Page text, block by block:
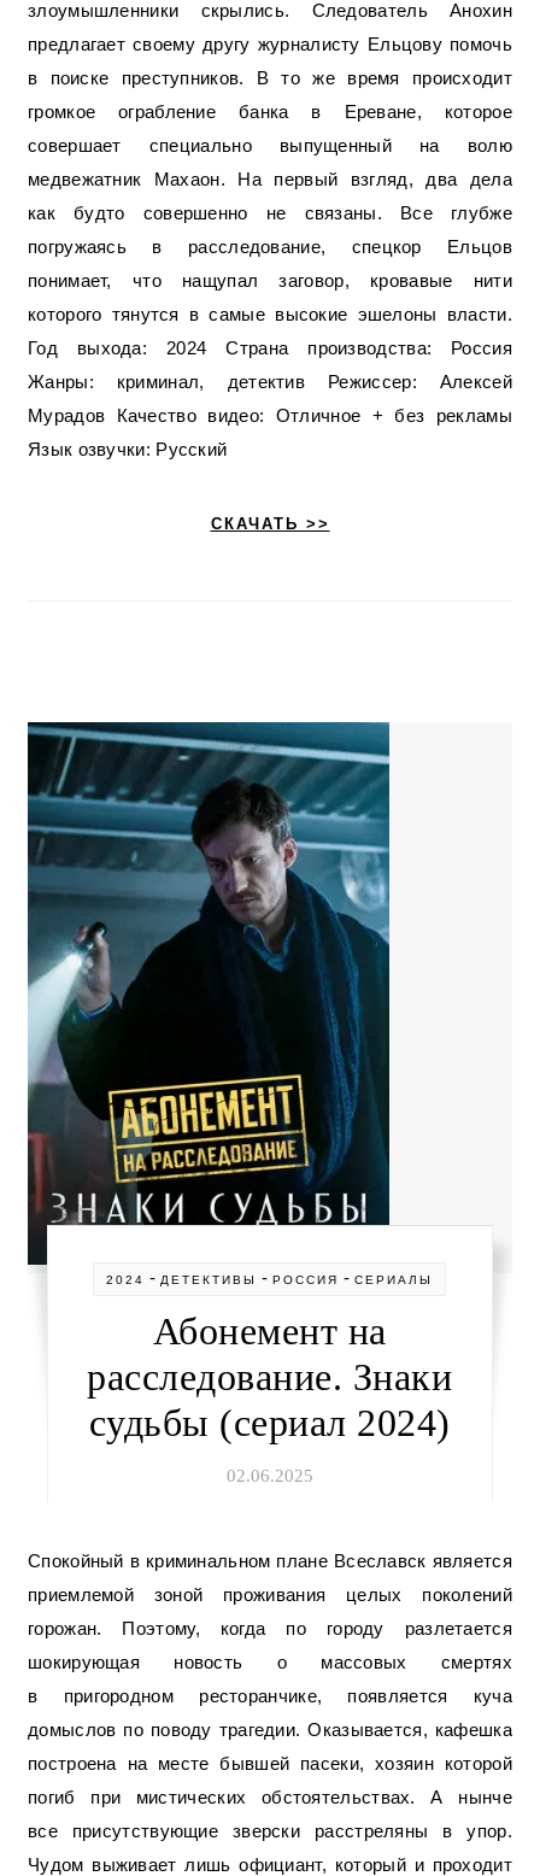
злоумышленники скрылись. Следователь Анохин
предлагает своему другу журналисту Ельцову помочь
в поиске преступников. В то же время происходит
громкое ограбление банка в Ереване, которое
совершает специально выпущенный на волю
медвежатник Махаон. На первый взгляд, два дела
как будто совершенно не связаны. Все глубже
погружаясь в расследование, спецкор Ельцов
понимает, что нащупал заговор, кровавые нити
которого тянутся в самые высокие эшелоны власти.
Год выхода: 2024 Страна производства: Россия
Жанры: криминал, детектив Режиссер: Алексей
Мурадов Качество видео: Отличное + без рекламы
Язык озвучки: Русский
СКАЧАТЬ >>
2024 - ДЕТЕКТИВЫ -РОССИЯ -СЕРИАЛЫ
Абонемент на
расследование. Знаки
судьбы (сериал 2024)
02.06.2025
Спокойный в криминальном плане Всеславск является
приемлемой зоной проживания целых поколений
горожан. Поэтому, когда по городу разлетается
шокирующая новость о массовых смертях
в пригородном ресторанчике, появляется куча
домыслов по поводу трагедии. Оказывается, кафешка
построена на месте бывшей пасеки, хозяин которой
погиб при мистических обстоятельствах. А нынче
все присутствующие зверски расстреляны в упор.
Чудом выживает лишь официант, который и проходит